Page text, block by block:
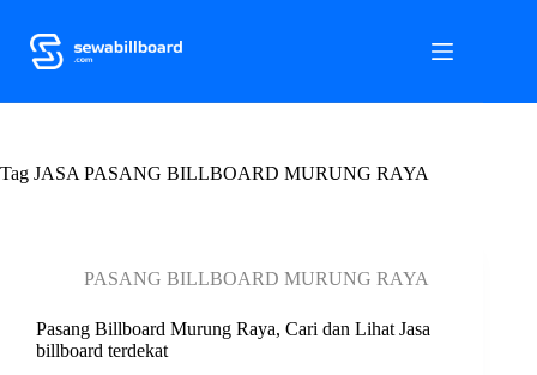
k
t
o
Tag JASA PASANG BILLBOARD MURUNG RAYA
PASANG BILLBOARD MURUNG RAYA
Pasang Billboard Murung Raya, Cari dan Lihat Jasa
billboard terdekat